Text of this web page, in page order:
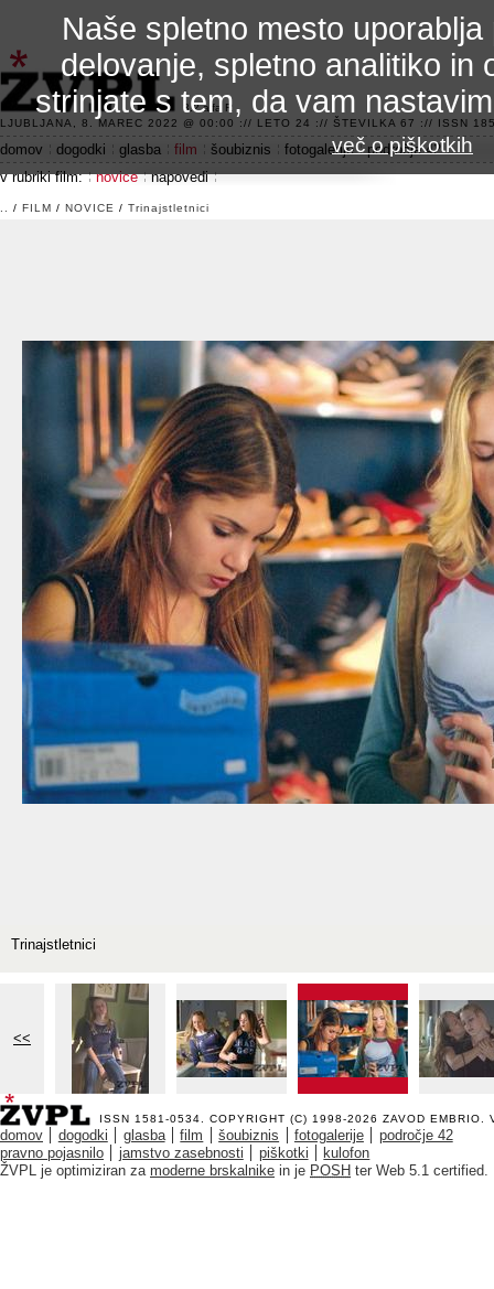
3.2 alfa R
LJUBLJANA, 8. MAREC 2022 @ 00:00 :// LETO 24 :// ŠTEVILKA 67 :// ISSN
domov dogodki glasba film šoubiznis fotogalerije
področje 42
v rubriki film:
novice napovedi
/ FILM / NOVICE / Trinajstletnici
Trinajstletnici
<<
ISSN 1581-0534. COPYRIGHT (C) 1998-2026 ZAVOD EMBRIO .
domov dogodki glasba film šoubiznis fotogalerije
področje 42
pravno pojasnilo
jamstvo zasebnosti piškotki
kulofon
ŽVPL je optimiziran za moderne brskalnike in je POSH ter Web 5.1 certified.
Naše spletno mesto
delovanje, spletno analitiko in
strinjate s tem, da vam
več o piškotkih